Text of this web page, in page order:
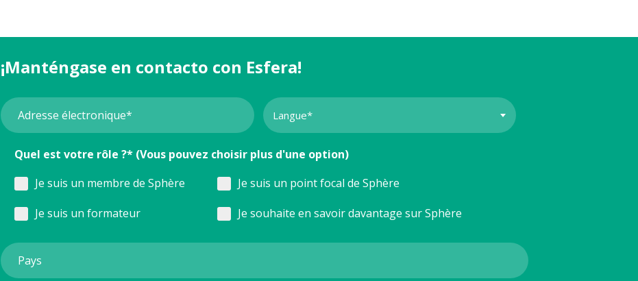
¡Manténgase en contacto con Esfera!
Quel est votre rôle ?* (Vous pouvez choisir plus d'une option)
Je suis un membre de Sphère
Je suis un point focal de Sphère
Je suis un formateur
Je souhaite en savoir davantage sur Sphère